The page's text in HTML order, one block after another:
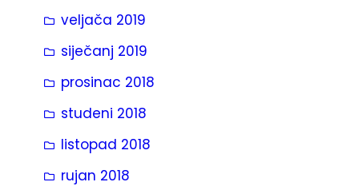
veljača 2019
siječanj 2019
prosinac 2018
studeni 2018
listopad 2018
rujan 2018